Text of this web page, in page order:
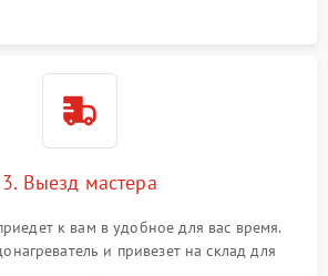
3. Выезд мастера
к вам в удобное для вас время.
и привезет на склад для